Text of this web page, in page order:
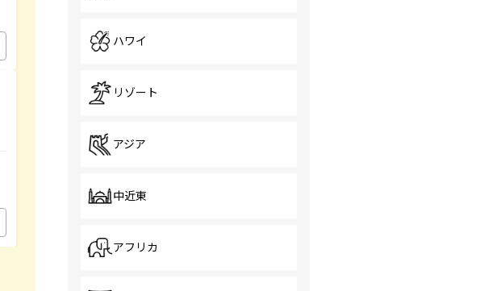
ハワイ
リゾート
アジア
中近東
アフリカ